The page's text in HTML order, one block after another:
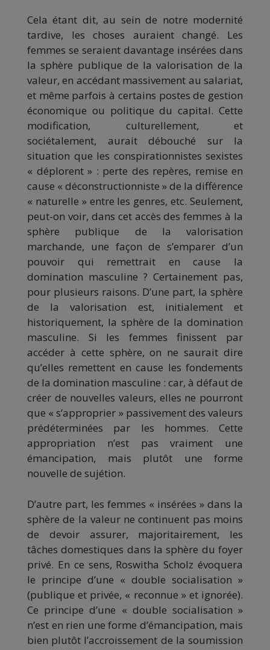
Cela étant dit, au sein de notre modernité
tardive, les choses auraient changé. Les
femmes se seraient davantage insérées dans
la sphère publique de la valorisation de la
valeur, en accédant massivement au salariat,
et même parfois à certains postes de gestion
économique ou politique du capital. Cette
modification, culturellement, et
sociétalement, aurait débouché sur la
situation que les conspirationnistes sexistes
« déplorent » : perte des repères, remise en
cause « déconstructionniste » de la différence
« naturelle » entre les genres, etc. Seulement,
peut-on voir, dans cet accès des femmes à la
sphère publique de la valorisation
marchande, une façon de s’emparer d’un
pouvoir qui remettrait en cause la
domination masculine ? Certainement pas,
pour plusieurs raisons. D’une part, la sphère
de la valorisation est, initialement et
historiquement, la sphère de la domination
masculine. Si les femmes finissent par
accéder à cette sphère, on ne saurait dire
qu’elles remettent en cause les fondements
de la domination masculine : car, à défaut de
créer de nouvelles valeurs, elles ne pourront
que « s’approprier » passivement des valeurs
prédéterminées par les hommes. Cette
appropriation n’est pas vraiment une
émancipation, mais plutôt une forme
nouvelle de sujétion.
D’autre part, les femmes « insérées » dans la
sphère de la valeur ne continuent pas moins
de devoir assurer, majoritairement, les
tâches domestiques dans la sphère du foyer
privé. En ce sens, Roswitha Scholz évoquera
le principe d’une « double socialisation »
(publique et privée, « reconnue » et ignorée).
Ce principe d’une « double socialisation »
n’est en rien une forme d’émancipation, mais
bien plutôt l’accroissement de la soumission